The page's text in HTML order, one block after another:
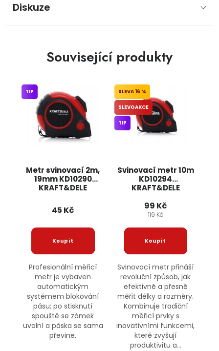
Diskuze
Související produkty
Metr svinovací 2m,
19mm KD10290
KRAFT&DELE
TIP
45 Kč
Profesionální měřicí
metr je vybaven
automatickým
systémem blokování
pásu; po stisknutí
spouště se zámek
uvolní a páska se sama
převine.
Svinovací metr 10m
KD10294
KRAFT&DELE
16 %
SLEVOAKCE
TIP
99 Kč
119 Kč
Svinovací metr přináší
revoluční způsob, jak
efektivně a přesně
měřit délky a rozměry.
Kombinuje tradiční
měřicí prvky s
inovativními funkcemi,
které zvyšují
produktivitu a...